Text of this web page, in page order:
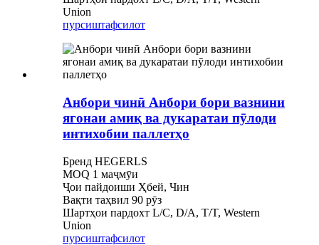
Union
пурсиштафсилот
Анбори чинӣ Анбори бори вазнини
ягонаи амиқ ва дукаратаи пӯлоди
интихобии паллетҳо
Бренд HEGERLS
MOQ 1 маҷмӯи
Ҷои пайдоиши Ҳбей, Чин
Вақти таҳвил 90 рӯз
Шартҳои пардохт L/C, D/A, T/T, Western
Union
пурсиштафсилот